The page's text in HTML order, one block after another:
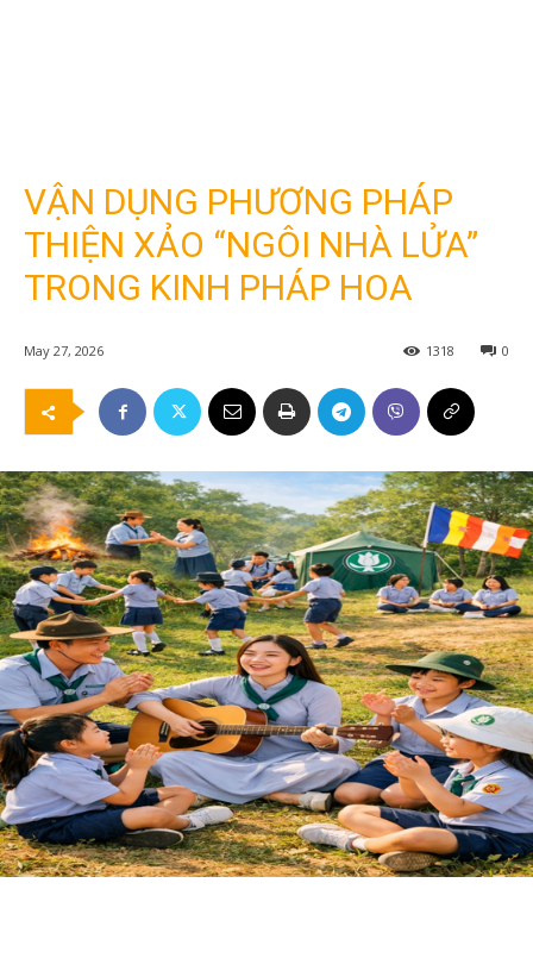
VẬN DỤNG PHƯƠNG PHÁP
THIỆN XẢO “NGÔI NHÀ LỬA”
TRONG KINH PHÁP HOA
May 27, 2026 0
1318